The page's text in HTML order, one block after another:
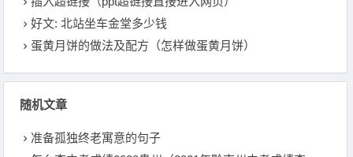
好文: 北站坐车金堂多少钱
蛋黄月饼的做法及配方（怎样做蛋黄月饼）
随机文章
准备孤独终老寓意的句子